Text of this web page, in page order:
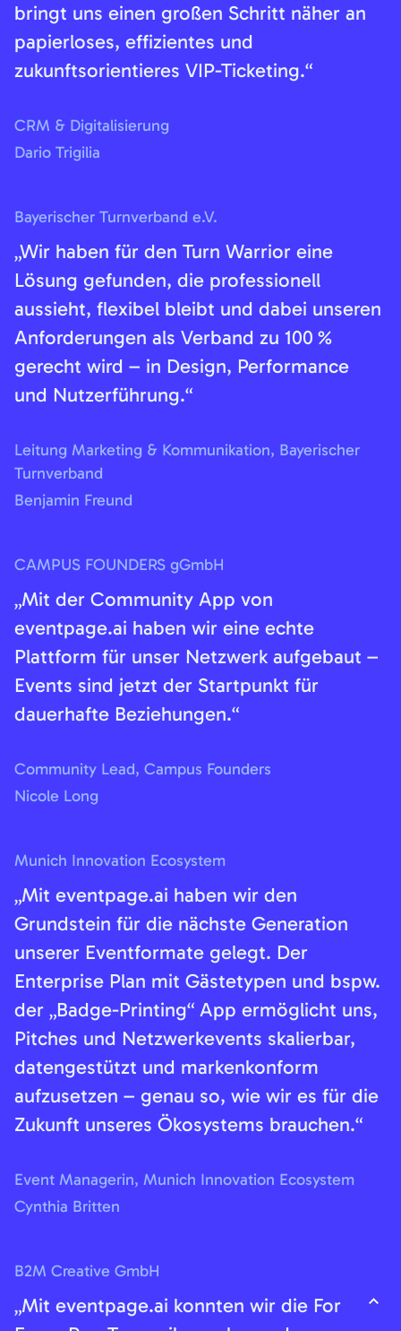
bringt uns einen großen Schritt näher an
papierloses, effizientes und
zukunftsorientieres VIP-Ticketing.“
CRM & Digitalisierung
Dario Trigilia
Bayerischer Turnverband e.V.
„Wir haben für den Turn Warrior eine
Lösung gefunden, die professionell
aussieht, flexibel bleibt und dabei unseren
Anforderungen als Verband zu 100 %
gerecht wird – in Design, Performance
und Nutzerführung.“
Leitung Marketing & Kommunikation, Bayerischer
Turnverband
Benjamin Freund
CAMPUS FOUNDERS gGmbH
„Mit der Community App von
eventpage.ai haben wir eine echte
Plattform für unser Netzwerk aufgebaut –
Events sind jetzt der Startpunkt für
dauerhafte Beziehungen.“
Community Lead, Campus Founders
Nicole Long
Munich Innovation Ecosystem
„Mit eventpage.ai haben wir den
Grundstein für die nächste Generation
unserer Eventformate gelegt. Der
Enterprise Plan mit Gästetypen und bspw.
der „Badge-Printing“ App ermöglicht uns,
Pitches und Netzwerkevents skalierbar,
datengestützt und markenkonform
aufzusetzen – genau so, wie wir es für die
Zukunft unseres Ökosystems brauchen.“
Event Managerin, Munich Innovation Ecosystem
Cynthia Britten
B2M Creative GmbH
„Mit eventpage.ai konnten wir die For